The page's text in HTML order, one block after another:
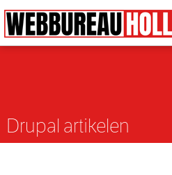
Drupal artikelen